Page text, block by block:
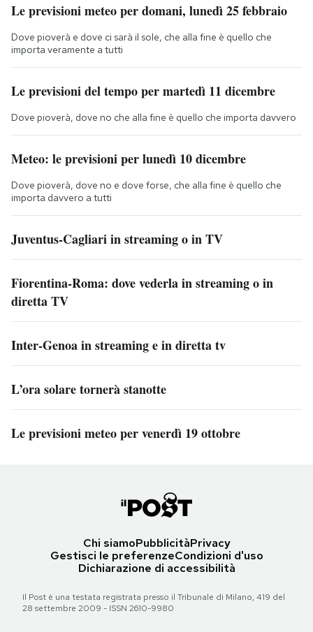
Le previsioni meteo per domani, lunedì 25 febbraio
Dove pioverà e dove ci sarà il sole, che alla fine è quello che
importa veramente a tutti
Le previsioni del tempo per martedì 11 dicembre
Dove pioverà, dove no che alla fine è quello che importa davvero
Meteo: le previsioni per lunedì 10 dicembre
Dove pioverà, dove no e dove forse, che alla fine è quello che
importa davvero a tutti
Juventus-Cagliari in streaming o in TV
Fiorentina-Roma: dove vederla in streaming o in
diretta TV
Inter-Genoa in streaming e in diretta tv
L’ora solare tornerà stanotte
Le previsioni meteo per venerdì 19 ottobre
Chi siamoPubblicitàPrivacy
Gestisci le preferenzeCondizioni d'uso
Dichiarazione di accessibilità
Il Post è una testata registrata presso il Tribunale di Milano, 419 del
28 settembre 2009 - ISSN 2610-9980